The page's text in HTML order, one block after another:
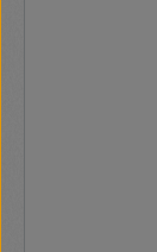
inox
kivezetés
zajszint: 38